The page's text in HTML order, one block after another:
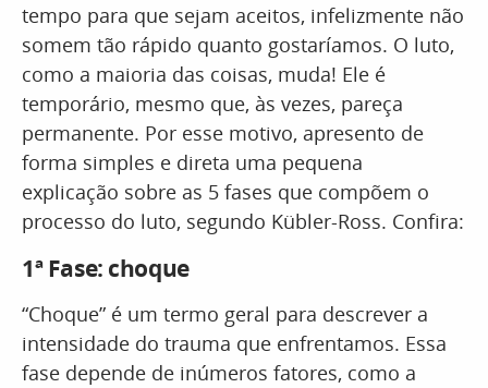
tempo para que sejam aceitos, infelizmente não
somem tão rápido quanto gostaríamos. O luto,
como a maioria das coisas, muda! Ele é
temporário, mesmo que, às vezes, pareça
permanente. Por esse motivo, apresento de
forma simples e direta uma pequena
explicação sobre as 5 fases que compõem o
processo do luto, segundo Kübler-Ross. Confira:
1ª Fase: choque
“Choque” é um termo geral para descrever a
intensidade do trauma que enfrentamos. Essa
fase depende de inúmeros fatores, como a